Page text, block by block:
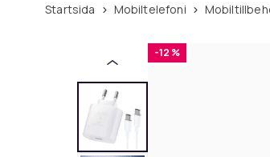
Startsida Mobiltelefoni
-12 %